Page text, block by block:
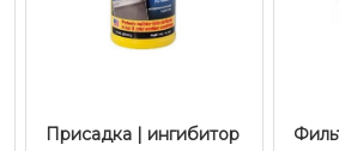
Присадка | ингибитор